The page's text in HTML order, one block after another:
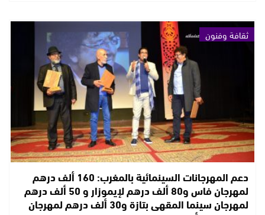
ثقافة وفنون
دعم المهرجانات السينمائية بالمغرب: 160 ألف درهم
لمهرجان فاس و80 ألف درهم لإيموزار و 50 ألف درهم
لمهرجان سينما المقهى بتازة و30 ألف درهم لمهرجان